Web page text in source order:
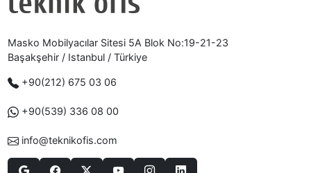
Masko Mobilyacılar Sitesi 5A Blok No:19-21-23
Başakşehir / Istanbul / Türkiye
+90(212) 675 03 06
+90(539) 336 08 00
info@teknikofis.com